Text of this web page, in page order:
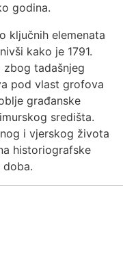
godina.
ključnih elemenata
kako je 1791.
zbog tadašnjeg
pod vlast grofova
građanske
središta.
i vjerskog života
historiografske
doba.